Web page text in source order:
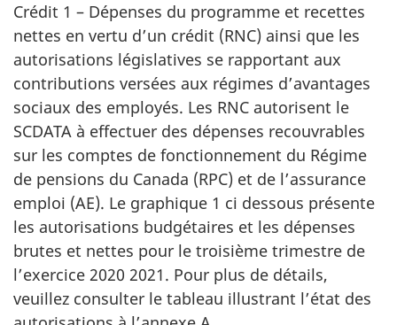
Crédit 1 – Dépenses du programme et recettes
nettes en vertu d’un crédit (RNC) ainsi que les
autorisations législatives se rapportant aux
contributions versées aux régimes d’avantages
sociaux des employés. Les RNC autorisent le
SCDATA à effectuer des dépenses recouvrables
sur les comptes de fonctionnement du Régime
de pensions du Canada (RPC) et de l’assurance
emploi (AE). Le graphique 1 ci dessous présente
les autorisations budgétaires et les dépenses
brutes et nettes pour le troisième trimestre de
l’exercice 2020 2021. Pour plus de détails,
veuillez consulter le tableau illustrant l’état des